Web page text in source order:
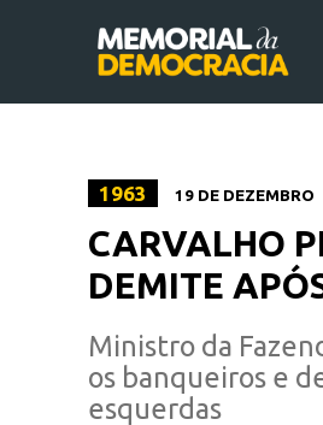
1963 19 DE DEZEMBRO
CARVALHO
DEMITE
Ministro da
os banqueiros e
esquerdas